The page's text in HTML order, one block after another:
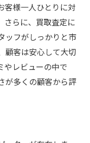
客様一人ひとりに対
さらに、買取査定に
ッフがしっかりと市
顧客は安心して大切
やレビューの中で
が多くの顧客から評